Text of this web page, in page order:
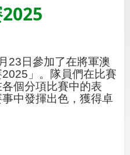
月 23日參加了在將軍澳
2025 」。隊員們在比賽
個分項比賽中的表
中發揮出色，獲得卓